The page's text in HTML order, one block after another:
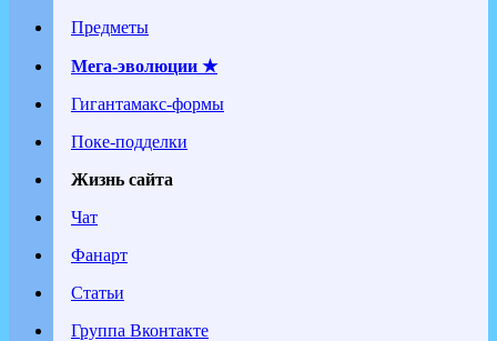
Предметы
Мега-эволюции ★
Гигантамакс-формы
Поке-подделки
Жизнь сайта
Чат
Фанарт
Статьи
Группа Вконтакте